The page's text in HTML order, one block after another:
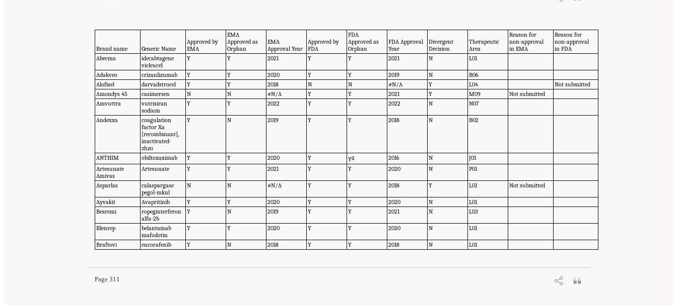
Brand name Generic Name
Approved by
EMA
EMA
Approved as
Orphan
EMA
Approval Year
Approved by
FDA
FDA
Approved as
Orphan
FDA Approval
Year
Divergent
Decision
Therapeutic
Area
Reason for
non-approval
in EMA
Reason for
non-approval
in FDA
Abecma
idecabtagene
vicleucel
Y Y 2021 Y Y 2021 N L01
Adakveo crizanlizumab Y Y 2020 Y Y 2019 N
B06
Alofisel
darvadstrocel Y Y 2018 N N #N/A Y L04
Not submitted
Amondys 45
casimersen N N #N/A Y Y 2021 Y M09
Not submitted
Amvuttra
vutrisiran
sodium
Y Y 2022 Y Y 2022 N N07
Andexxa
coagulation
factor Xa
[recombinant],
inactivated-
zhzo
Y N 2019 Y Y 2018 N B02
ANTHIM obiltoxaximab Y Y 2020 Y Ya 2016 N
J01
Artesunate
Amivas
Artesunate Y Y 2021 Y Y 2020 N P01
Asparlas
calaspargase
pegol-mknl
N N #N/A Y Y 2018 Y L01 Not submitted
Ayvakit Avapritinib Y Y 2020 Y Y 2020 N
L01
Besremi
ropeginterferon
alfa-2b
Y N 2019 Y Y 2021 N L03
Blenrep
belantamab
mafodotin
Y Y 2020 Y Y 2020 N L01
Braftovi encorafenib Y N 2018 Y Y 2018 N L01
Page 311